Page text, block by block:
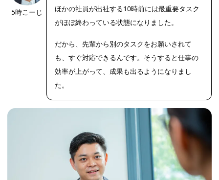
5時こーじ
ほかの社員が出社する10時前には最重要タスク
がほぼ終わっている状態になりました。
だから、先輩から別のタスクをお願いされて
も、すぐ対応できるんです。そうすると仕事の
効率が上がって、成果も出るようになりまし
た。